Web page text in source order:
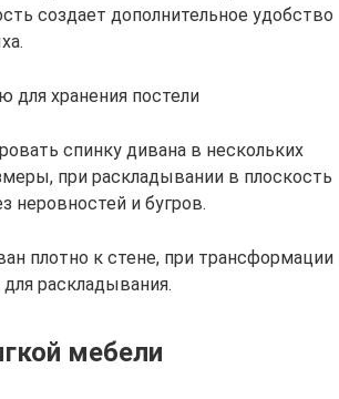
создает дополнительное удобство
для хранения постели
спинку дивана в нескольких
при раскладывании в плоскость
неровностей и бугров.
плотно к стене, при трансформации
раскладывания.
мебели